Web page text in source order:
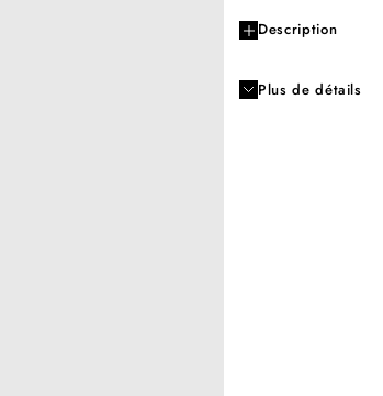
Description
Plus de détails